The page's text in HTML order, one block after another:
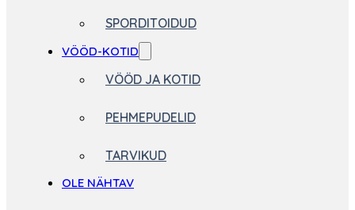
SPORDITOIDUD
VÖÖD-KOTID
VÖÖD JA KOTID
PEHMEPUDELID
TARVIKUD
OLE NÄHTAV